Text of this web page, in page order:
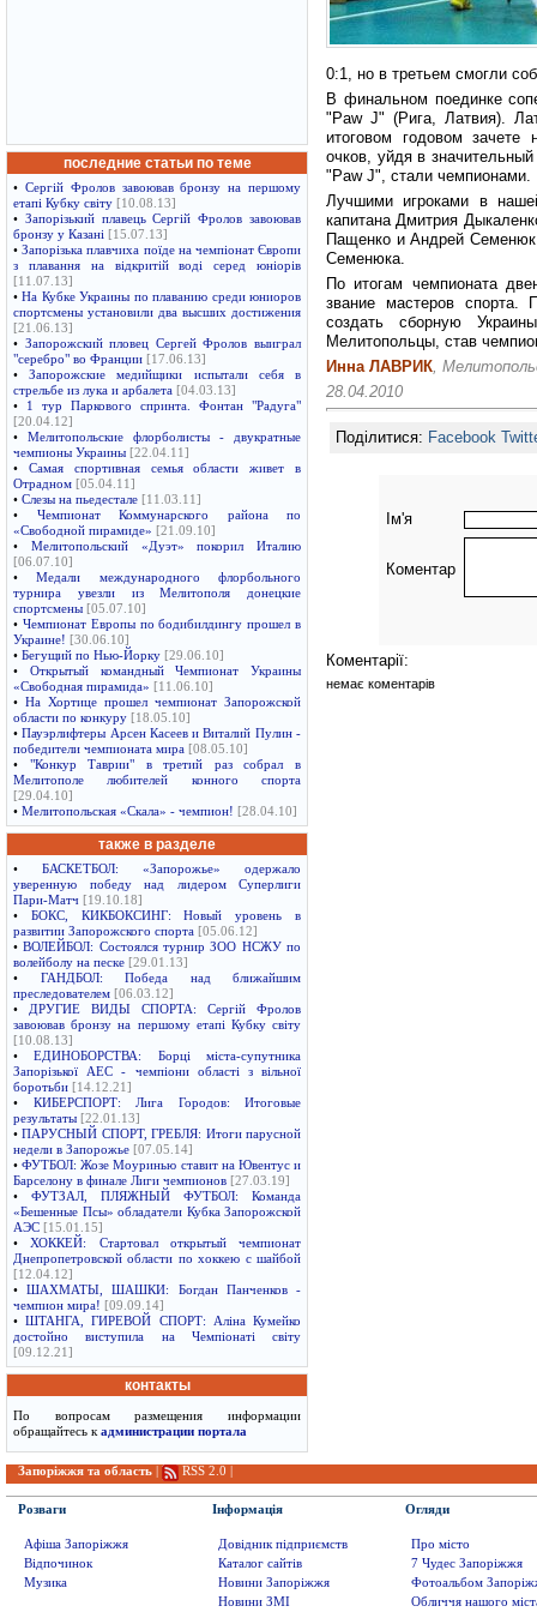
последние статьи по теме
• Сергій Фролов завоював бронзу на першому
етапі Кубку світу [10.08.13]
• Запорізький плавець Сергій Фролов завоював
бронзу у Казані [15.07.13]
•Запорізька плавчиха поїде на чемпіонат Європи
з плавання на відкритій воді серед юніорів
[11.07.13]
•На Кубке Украины по плаванию среди юниоров
спортсмены установили два высших достижения
[21.06.13]
• Запорожский пловец Сергей Фролов выиграл
"серебро" во Франции [17.06.13]
•Запорожские медийщики испытали себя в
стрельбе из лука и арбалета [04.03.13]
• 1 тур Паркового спринта. Фонтан "Радуга"
[20.04.12]
• Мелитопольские флорболисты - двукратные
чемпионы Украины [22.04.11]
• Самая спортивная семья области живет в
Отрадном [05.04.11]
• Слезы на пьедестале [11.03.11]
• Чемпионат Коммунарского района по
«Свободной пирамиде» [21.09.10]
• Мелитопольский «Дуэт» покорил Италию
[06.07.10]
•Медали международного флорбольного
турнира увезли из Мелитополя донецкие
спортсмены [05.07.10]
• Чемпионат Европы по бодибилдингу прошел в
Украине! [30.06.10]
• Бегущий по Нью-Йорку [29.06.10]
• Открытый командный Чемпионат Украины
«Свободная пирамида» [11.06.10]
• На Хортице прошел чемпионат Запорожской
области по конкуру [18.05.10]
•Пауэрлифтеры Арсен Касеев и Виталий Пулин -
победители чемпионата мира [08.05.10]
• "Конкур Таврии" в третий раз собрал в
Мелитополе любителей конного спорта
[29.04.10]
• Мелитопольская «Скала» - чемпион! [28.04.10]
также в разделе
• БАСКЕТБОЛ: «Запорожье» одержало
уверенную победу над лидером Суперлиги
Пари-Матч [19.10.18]
• БОКС, КИКБОКСИНГ: Новый уровень в
развитии Запорожского спорта [05.06.12]
•ВОЛЕЙБОЛ: Состоялся турнир ЗОО НСЖУ по
волейболу на песке [29.01.13]
• ГАНДБОЛ: Победа над ближайшим
преследователем [06.03.12]
• ДРУГИЕ ВИДЫ СПОРТА: Сергій Фролов
завоював бронзу на першому етапі Кубку світу
[10.08.13]
•ЕДИНОБОРСТВА: Борці міста-супутника
Запорізької АЕС - чемпіони області з вільної
боротьби [14.12.21]
• КИБЕРСПОРТ: Лига Городов: Итоговые
результаты [22.01.13]
•ПАРУСНЫЙ СПОРТ, ГРЕБЛЯ: Итоги парусной
недели в Запорожье [07.05.14]
•ФУТБОЛ: Жозе Моуринью ставит на Ювентус и
Барселону в финале Лиги чемпионов [27.03.19]
• ФУТЗАЛ, ПЛЯЖНЫЙ ФУТБОЛ: Команда
«Бешенные Псы» обладатели Кубка Запорожской
АЭС [15.01.15]
•ХОККЕЙ: Стартовал открытый чемпионат
Днепропетровской области по хоккею с шайбой
[12.04.12]
•ШАХМАТЫ, ШАШКИ: Богдан Панченков -
чемпион мира! [09.09.14]
•ШТАНГА, ГИРЕВОЙ СПОРТ: Аліна Кумейко
достойно виступила на Чемпіонаті світу
[09.12.21]
контакты
По вопросам размещения информации
обращайтесь к администрации портала
0:1, но в третьем смогли
В финальном поединке
"Paw J" (Рига, Латвия).
итоговом годовом зачете
очков, уйдя в
"Paw J", стали чемпионами.
Лучшими игроками в
капитана Дмитрия
Пащенко и Андрей
Семенюка.
По итогам чемпионата
звание мастеров
создать сборную
Мелитопольцы, став
Инна ЛАВРИК,
28.04.2010
Поділитися: Facebook
Ім'я
Коментар
Коментарії:
немає коментарів
Запоріжжя та область RSS 2.0
Розваги
Афіша Запоріжжя
Відпочинок
Музика
Інформація
Довідник підприємств
Каталог сайтів
Новини Запоріжжя
Новини ЗМІ
Огляди
Про місто
7 Чудес Запоріжжя
Фотоальбом
Обличчя нашого